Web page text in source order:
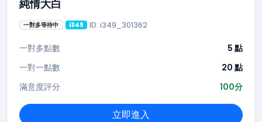
純情大白
一對多等待中 i349 ID: i349_301362
一對多點數
5 點
一對一點數
20 點
滿意度評分
100分
立即進入